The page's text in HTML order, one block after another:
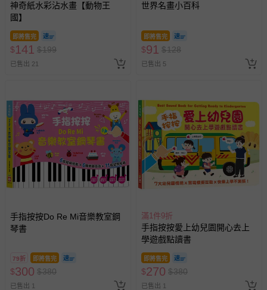
非以有形媒介提供之數位內容或一經提供即為完成之線
戲或活動點數等）。
已拆封之以下類型商品：
-個人衛生用品（例如尿布、貼身衣物、泳裝、襪子、地
褲、紗布衣等）。
-接觸性孕哺產品（奶嘴、奶瓶、擠乳器、哺乳衣、托腹
帶束縛衣、餐搖椅等）。
-其他原廠盒裝商品封口處已貼上「不可拆封」，或具警
示字句等說明貼紙、封條者。
國際航空、客運、訂房等服務。
運送服務：目前提供的運送僅限台灣本島。如您位於離島地
區，可能會無法配送，或須依據商品需加收離島運費。廠商
亦保留出貨與否的權利。離島、偏遠地區、樓層親送等加價
神奇紙水彩沾水畫【動物王
國】
即將售完
$141 $199
已售出 21
世界名畫小百科
即將售完
$91 $128
已售出 5
手指按按Do Re Mi音樂教室鋼
琴書
79折 即將售完
$300 $380
已售出 1
滿1件9折
手指按按愛上幼兒園開心去上
學遊戲點讀書
即將售完
$270 $380
已售出 1